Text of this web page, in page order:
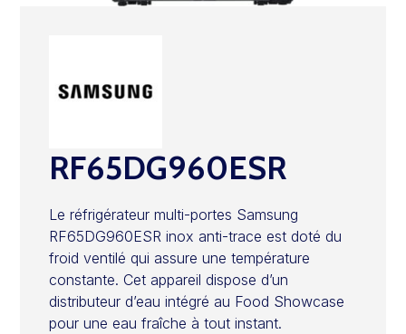
RF65DG960ESR
Le réfrigérateur multi-portes Samsung
RF65DG960ESR inox anti-trace est doté du
froid ventilé qui assure une température
constante. Cet appareil dispose d’un
distributeur d’eau intégré au Food Showcase
pour une eau fraîche à tout instant.